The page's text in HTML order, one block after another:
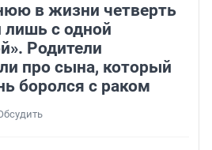
в жизни четверть
лишь с одной
Родители
про сына, который
боролся с раком